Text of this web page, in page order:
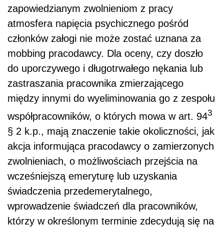
zapowiedzianym zwolnieniom z pracy
atmosfera napięcia psychicznego pośród
członków załogi nie może zostać uznana za
mobbing pracodawcy. Dla oceny, czy doszło
do uporczywego i długotrwałego nękania lub
zastraszania pracownika zmierzającego
między innymi do wyeliminowania go z zespołu
współpracowników, o których mowa w art. 943
§ 2 k.p., mają znaczenie takie okoliczności, jak
akcja informująca pracodawcy o zamierzonych
zwolnieniach, o możliwościach przejścia na
wcześniejszą emeryturę lub uzyskania
świadczenia przedemerytalnego,
wprowadzenie świadczeń dla pracowników,
którzy w określonym terminie zdecydują się na